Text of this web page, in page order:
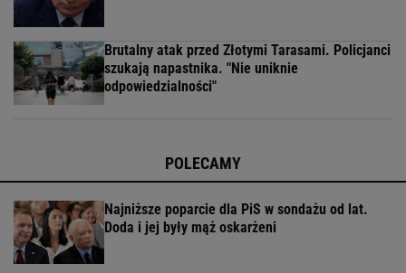
Brutalny atak przed Złotymi Tarasami. Policjanci
szukają napastnika. "Nie uniknie
odpowiedzialności"
POLECAMY
Najniższe poparcie dla PiS w sondażu od lat.
Doda i jej były mąż oskarżeni